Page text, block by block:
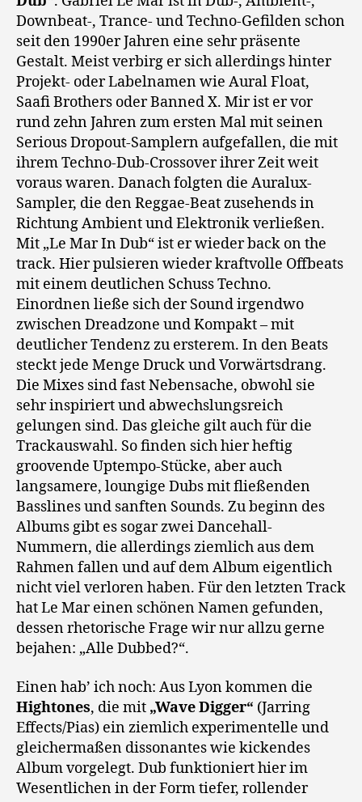
Downbeat-, Trance- und Techno-Gefilden schon
seit den 1990er Jahren eine sehr präsente
Gestalt. Meist verbirg er sich allerdings hinter
Projekt- oder Labelnamen wie Aural Float,
Saafi Brothers oder Banned X. Mir ist er vor
rund zehn Jahren zum ersten Mal mit seinen
Serious Dropout-Samplern aufgefallen, die mit
ihrem Techno-Dub-Crossover ihrer Zeit weit
voraus waren. Danach folgten die Auralux-
Sampler, die den Reggae-Beat zusehends in
Richtung Ambient und Elektronik verließen.
Mit „Le Mar In Dub“ ist er wieder back on the
track. Hier pulsieren wieder kraftvolle Offbeats
mit einem deutlichen Schuss Techno.
Einordnen ließe sich der Sound irgendwo
zwischen Dreadzone und Kompakt – mit
deutlicher Tendenz zu ersterem. In den Beats
steckt jede Menge Druck und Vorwärtsdrang.
Die Mixes sind fast Nebensache, obwohl sie
sehr inspiriert und abwechslungsreich
gelungen sind. Das gleiche gilt auch für die
Trackauswahl. So finden sich hier heftig
groovende Uptempo-Stücke, aber auch
langsamere, loungige Dubs mit fließenden
Basslines und sanften Sounds. Zu beginn des
Albums gibt es sogar zwei Dancehall-
Nummern, die allerdings ziemlich aus dem
Rahmen fallen und auf dem Album eigentlich
nicht viel verloren haben. Für den letzten Track
hat Le Mar einen schönen Namen gefunden,
dessen rhetorische Frage wir nur allzu gerne
bejahen: „Alle Dubbed?“.
Einen hab’ ich noch: Aus Lyon kommen die
Hightones, die mit „Wave Digger“ (Jarring
Effects/Pias) ein ziemlich experimentelle und
gleichermaßen dissonantes wie kickendes
Album vorgelegt. Dub funktioniert hier im
Wesentlichen in der Form tiefer, rollender